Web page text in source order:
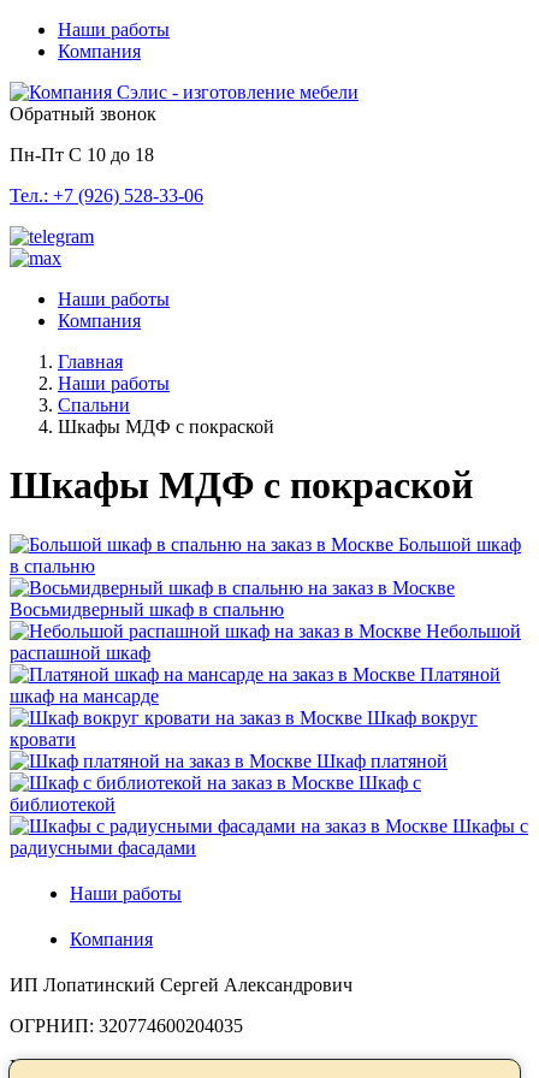
Наши работы
Компания
Обратный звонок
Пн-Пт С 10 до 18
Тел.: +7 (926) 528-33-06
Наши работы
Компания
Главная
Наши работы
Спальни
Шкафы МДФ с покраской
Шкафы МДФ с покраской
Большой шкаф
в спальню
Восьмидверный шкаф в спальню
Небольшой
распашной шкаф
Платяной
шкаф на мансарде
Шкаф вокруг
кровати
Шкаф платяной
Шкаф с
библиотекой
Шкафы с
радиусными фасадами
Наши работы
Компания
ИП Лопатинский Сергей Александрович
ОГРНИП: 320774600204035
ИНН: 071409229460